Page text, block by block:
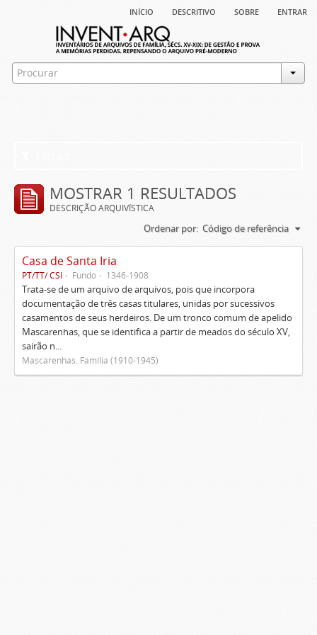
início descritivo sobre entrar
MOSTRAR 1 RESULTADOS
DESCRIÇÃO ARQUIVÍSTICA
Ordenar por: Código de referência
Casa de Santa Iria
PT/TT/ CSI Fundo 1346-1908
Trata-se de um arquivo de arquivos, pois que incorpora
documentação de três casas titulares, unidas por sucessivos
casamentos de seus herdeiros. De um tronco comum de apelido
Mascarenhas, que se identifica a partir de meados do século XV,
sairão n...
Mascarenhas. Família (1910-1945)